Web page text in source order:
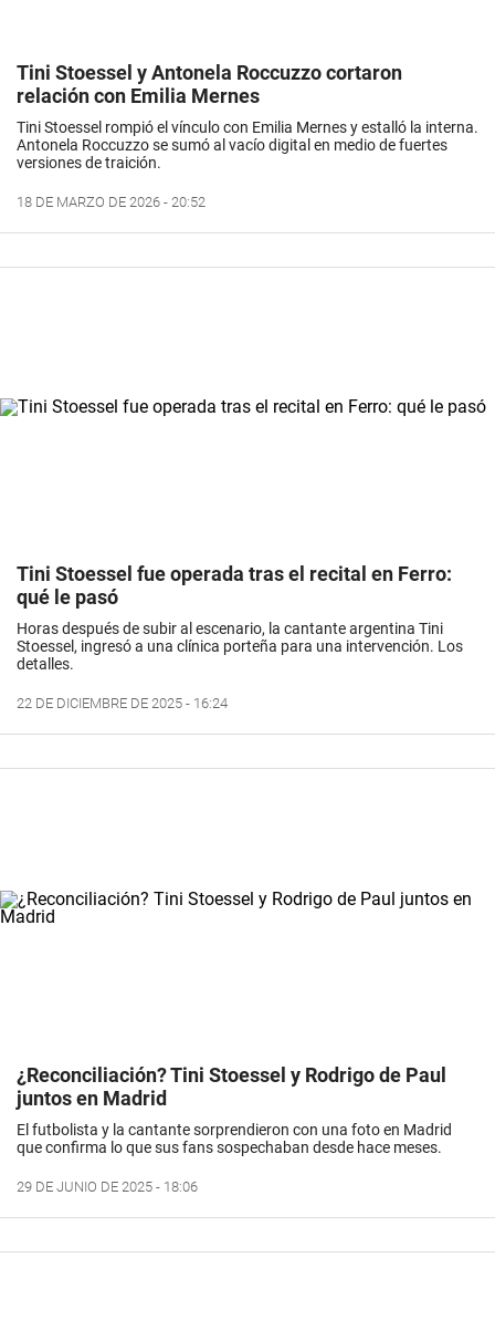
Tini Stoessel y Antonela Roccuzzo cortaron
relación con Emilia Mernes
Tini Stoessel rompió el vínculo con Emilia Mernes y estalló la interna.
Antonela Roccuzzo se sumó al vacío digital en medio de fuertes
versiones de traición.
18 DE MARZO DE 2026 - 20:52
Tini Stoessel fue operada tras el recital en Ferro:
qué le pasó
Horas después de subir al escenario, la cantante argentina Tini
Stoessel, ingresó a una clínica porteña para una intervención. Los
detalles.
22 DE DICIEMBRE DE 2025 - 16:24
¿Reconciliación? Tini Stoessel y Rodrigo de Paul
juntos en Madrid
El futbolista y la cantante sorprendieron con una foto en Madrid
que confirma lo que sus fans sospechaban desde hace meses.
29 DE JUNIO DE 2025 - 18:06